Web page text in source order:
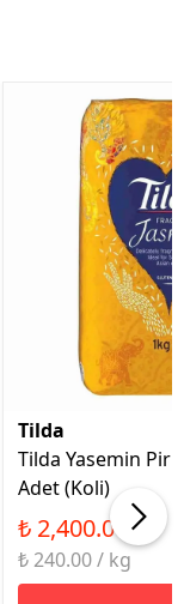
Tilda
Tilda Yasemin
Adet (Koli)
₺ 2,400.00
₺ 240.00 / kg